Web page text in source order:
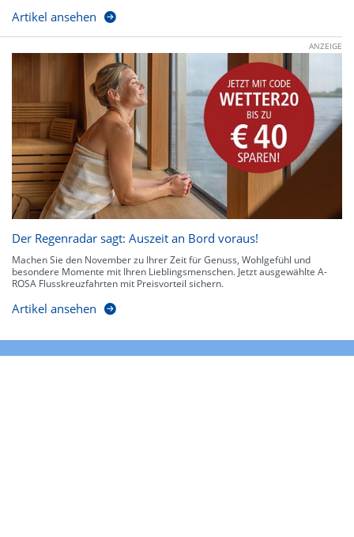
Artikel ansehen
ANZEIGE
Der Regenradar sagt: Auszeit an Bord voraus!
Machen Sie den November zu Ihrer Zeit für Genuss, Wohlgefühl und
besondere Momente mit Ihren Lieblingsmenschen. Jetzt ausgewählte A-
ROSA Flusskreuzfahrten mit Preisvorteil sichern.
Artikel ansehen